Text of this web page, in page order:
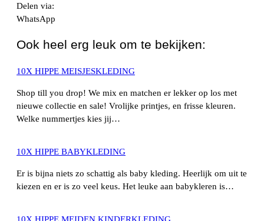
Delen via:
WhatsApp
Ook heel erg leuk om te bekijken:
10X HIPPE MEISJESKLEDING
Shop till you drop! We mix en matchen er lekker op los met
nieuwe collectie en sale! Vrolijke printjes, en frisse kleuren.
Welke nummertjes kies jij…
10X HIPPE BABYKLEDING
Er is bijna niets zo schattig als baby kleding. Heerlijk om uit te
kiezen en er is zo veel keus. Het leuke aan babykleren is…